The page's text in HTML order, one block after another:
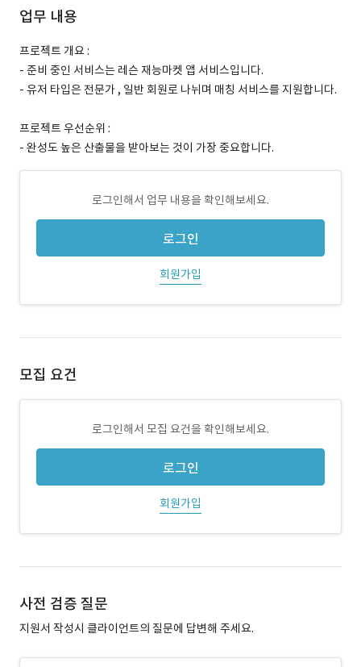
업무 내용
프로젝트 개요 :
- 준비 중인 서비스는 레슨 재능마켓 앱 서비스입니다.
- 유저 타입은 전문가 , 일반 회원로 나뉘며 매칭 서비스를 지원합니다.
프로젝트 우선순위 :
- 완성도 높은 산출물을 받아보는 것이 가장 중요합니다.
로그인해서 업무 내용을 확인해보세요.
로그인
회원가입
모집 요건
로그인해서 모집 요건을 확인해보세요.
로그인
회원가입
사전 검증 질문
지원서 작성시 클라이언트의 질문에 답변해 주세요.